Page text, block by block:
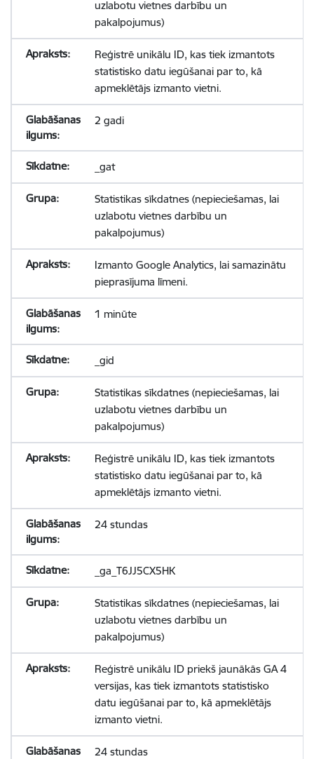
uzlabotu vietnes darbību un
pakalpojumus)
Reģistrē unikālu ID, kas tiek izmantots
statistisko datu iegūšanai par to, kā
apmeklētājs izmanto vietni.
2 gadi
_gat
Statistikas sīkdatnes (nepieciešamas, lai
uzlabotu vietnes darbību un
pakalpojumus)
Izmanto Google Analytics, lai samazinātu
pieprasījuma līmeni.
1 minūte
_gid
Statistikas sīkdatnes (nepieciešamas, lai
uzlabotu vietnes darbību un
pakalpojumus)
Reģistrē unikālu ID, kas tiek izmantots
statistisko datu iegūšanai par to, kā
apmeklētājs izmanto vietni.
24 stundas
_ga_T6JJ5CX5HK
Statistikas sīkdatnes (nepieciešamas, lai
uzlabotu vietnes darbību un
pakalpojumus)
Reģistrē unikālu ID priekš jaunākās GA 4
versijas, kas tiek izmantots statistisko
datu iegūšanai par to, kā apmeklētājs
izmanto vietni.
24 stundas